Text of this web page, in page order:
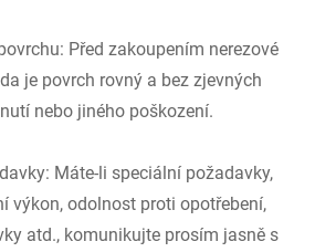
Před zakoupením nerezové
je povrch rovný a bez zjevných
nebo jiného poškození.
Máte-li speciální požadavky,
výkon, odolnost proti opotřebení,
atd., komunikujte prosím jasně s